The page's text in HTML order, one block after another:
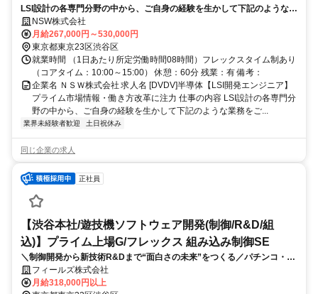
LSI設計の各専門分野の中から、ご自身の経験を生かして下記のような業
務をご担当いただきます。
NSW株式会社
月給267,000円～530,000円
東京都東京23区渋谷区
就業時間 （1日あたり所定労働時間08時間）フレックスタイム制あり
（コアタイム：10:00～15:00） 休憩：60分 残業：有 備考：
企業名 ＮＳＷ株式会社 求人名 [DVDV]半導体【LSI開発エンジニア】
プライム市場情報・働き方改革に注力 仕事の内容 LSI設計の各専門分
野の中から、ご自身の経験を生かして下記のような業務をご...
業界未経験者歓迎 土日祝休み
同じ企業の求人
正社員
【渋谷本社/遊技機ソフトウェア開発(制御/R&D/組
込)】プライム上場G/フレックス 組み込み制御SE
＼制御開発から新技術R&Dまで“面白さの未来”をつくる／パチンコ・パ
チスロ機種のメイン制御やサブ制御のプログラム開発、ランプデータ制
作、または新技術の応用研究（R&D）を担当いただきます。
フィールズ株式会社
月給318,000円以上